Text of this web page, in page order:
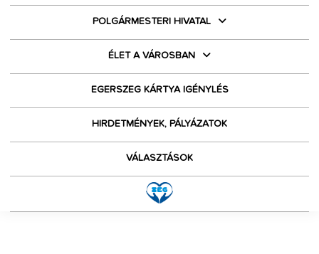
POLGÁRMESTERI HIVATAL
ÉLET A VÁROSBAN
EGERSZEG KÁRTYA IGÉNYLÉS
HIRDETMÉNYEK, PÁLYÁZATOK
VÁLASZTÁSOK